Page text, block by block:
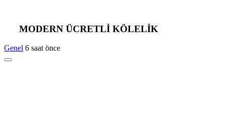
MODERN ÜCRETLİ KÖLELİK
Genel 6 saat önce